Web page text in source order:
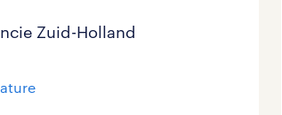
Zuid-Holland